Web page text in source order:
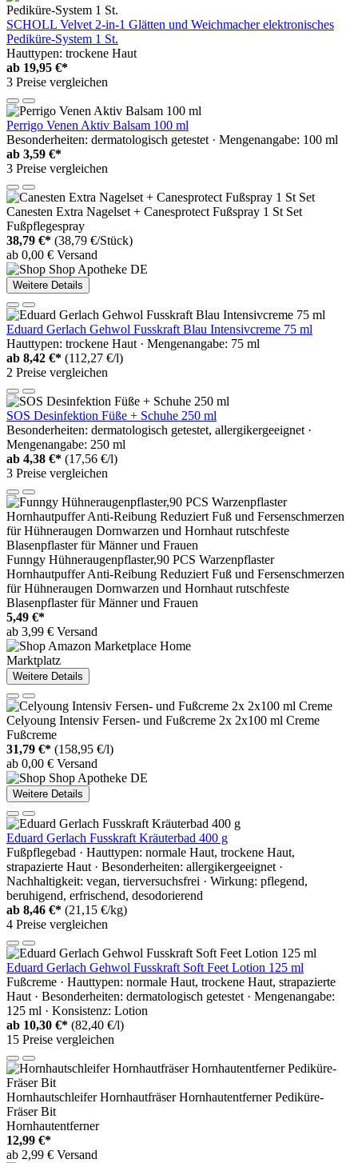
SCHOLL Velvet 2-in-1 Glätten und Weichmacher elektronisches
Pediküre-System 1 St.
Hauttypen: trockene Haut
ab 19,95 €*
3 Preise vergleichen
Perrigo Venen Aktiv Balsam 100 ml
Besonderheiten: dermatologisch getestet · Mengenangabe: 100 ml
ab 3,59 €*
3 Preise vergleichen
Canesten Extra Nagelset + Canesprotect Fußspray 1 St Set
Fußpflegespray
38,79 €* (38,79 €/Stück)
ab 0,00 € Versand
Weitere Details
Eduard Gerlach Gehwol Fusskraft Blau Intensivcreme 75 ml
Hauttypen: trockene Haut · Mengenangabe: 75 ml
ab 8,42 €* (112,27 €/l)
2 Preise vergleichen
SOS Desinfektion Füße + Schuhe 250 ml
Besonderheiten: dermatologisch getestet, allergikergeeignet ·
Mengenangabe: 250 ml
ab 4,38 €* (17,56 €/l)
3 Preise vergleichen
Funngy Hühneraugenpflaster,90 PCS Warzenpflaster
Hornhautpuffer Anti-Reibung Reduziert Fuß und Fersenschmerzen
für Hühneraugen Dornwarzen und Hornhaut rutschfeste
Blasenpflaster für Männer und Frauen
5,49 €*
ab 3,99 € Versand
Marktplatz
Weitere Details
Celyoung Intensiv Fersen- und Fußcreme 2x 2x100 ml Creme
Fußcreme
31,79 €* (158,95 €/l)
ab 0,00 € Versand
Weitere Details
Eduard Gerlach Fusskraft Kräuterbad 400 g
Fußpflegebad · Hauttypen: normale Haut, trockene Haut,
strapazierte Haut · Besonderheiten: allergikergeeignet ·
Nachhaltigkeit: vegan, tierversuchsfrei · Wirkung: pflegend,
beruhigend, erfrischend, desodorierend
ab 8,46 €* (21,15 €/kg)
4 Preise vergleichen
Eduard Gerlach Gehwol Fusskraft Soft Feet Lotion 125 ml
Fußcreme · Hauttypen: normale Haut, trockene Haut, strapazierte
Haut · Besonderheiten: dermatologisch getestet · Mengenangabe:
125 ml · Konsistenz: Lotion
ab 10,30 €* (82,40 €/l)
15 Preise vergleichen
Hornhautschleifer Hornhautfräser Hornhautentferner Pediküre-
Fräser Bit
Hornhautentferner
12,99 €*
ab 2,99 € Versand